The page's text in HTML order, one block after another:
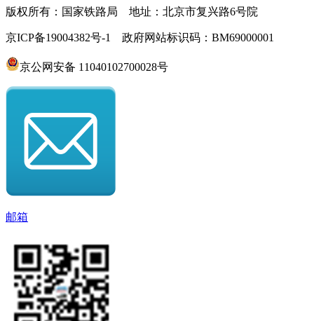
版权所有：国家铁路局 地址：北京市复兴路6号院
京ICP备19004382号-1 政府网站标识码：BM69000001
京公网安备 11040102700028号
邮箱